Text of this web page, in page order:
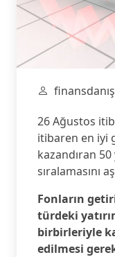
26 Ağustos
itibaren en iyi
kazandıran
sıralamasını
Fonların
türdeki
birbirleriyle
edilmesi